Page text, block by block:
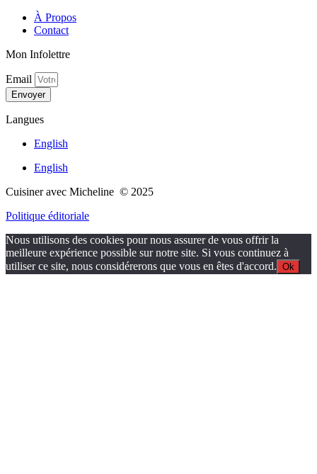
À Propos
Contact
Mon Infolettre
Email
Envoyer
Langues
English
English
Cuisiner avec Micheline © 2025
Politique éditoriale
Nous utilisons des cookies pour nous assurer de vous offrir la
meilleure expérience possible sur notre site. Si vous continuez à
utiliser ce site, nous considérerons que vous en êtes d'accord. Ok